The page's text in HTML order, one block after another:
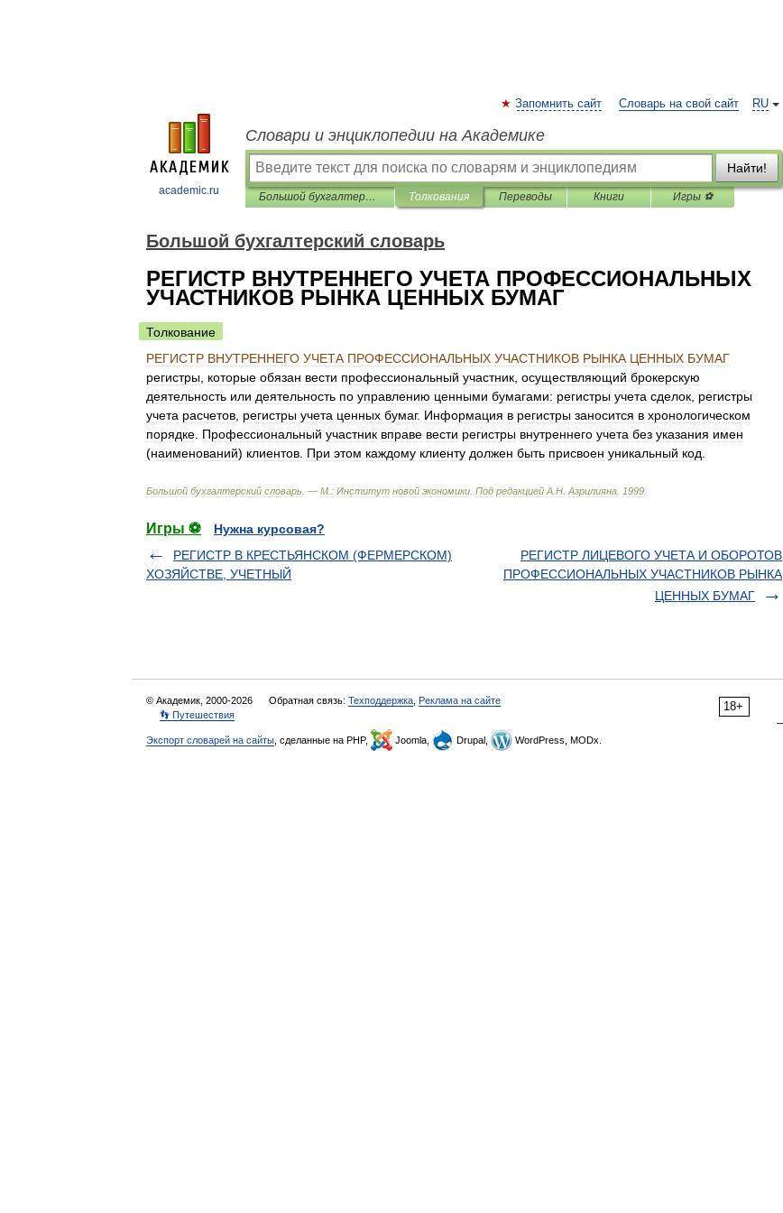
academic.ru
RU
Запомнить сайт Словарь на свой сайт
Словари и энциклопедии на Академике
Найти!
Большой бухгалтерский словарь Толкования Переводы Книги Игры ⚽
Большой бухгалтерский словарь
РЕГИСТР ВНУТРЕННЕГО УЧЕТА ПРОФЕССИОНАЛЬНЫХ
УЧАСТНИКОВ РЫНКА ЦЕННЫХ БУМАГ
Толкование
РЕГИСТР ВНУТРЕННЕГО УЧЕТА ПРОФЕССИОНАЛЬНЫХ УЧАСТНИКОВ РЫНКА ЦЕННЫХ БУМАГ
регистры которые обязан вести профессиональный участник осуществляющий брокерскую
деятельность или деятельность по управлению ценными бумагами: регистры учета сделок регистры
учета расчетов регистры учета ценных бумаг. Информация в регистры заносится в хронологическом
порядке Профессиональный участник вправе вести регистры внутреннего учета без указания имен
(наименований) клиентов При этом каждому клиенту должен быть присвоен уникальный код
Большой бухгалтерский словарь . — М : Институт новой экономики Под редакцией А Н Азрилияна 1999
Игры ⚽
Нужна курсовая?
РЕГИСТР В КРЕСТЬЯНСКОМ (ФЕРМЕРСКОМ)
ХОЗЯЙСТВЕ, УЧЕТНЫЙ
РЕГИСТР ЛИЦЕВОГО УЧЕТА И ОБОРОТОВ
ПРОФЕССИОНАЛЬНЫХ УЧАСТНИКОВ РЫНКА
ЦЕННЫХ БУМАГ
18+
© Академик, 2000-2026 Обратная связь: Техподдержка Реклама на сайте
👣 Путешествия
Экспорт словарей на сайты , сделанные на PHP, Joomla, Drupal, WordPress, MODx.